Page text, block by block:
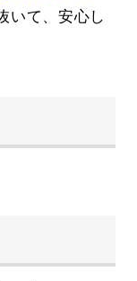
いて、安心し